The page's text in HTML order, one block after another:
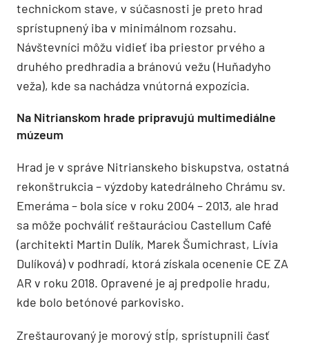
technickom stave, v súčasnosti je preto hrad
sprístupnený iba v minimálnom rozsahu.
Návštevníci môžu vidieť iba priestor prvého a
druhého predhradia a bránovú vežu (Huňadyho
veža), kde sa nachádza vnútorná expozícia.
Na Nitrianskom hrade pripravujú multimediálne
múzeum
Hrad je v správe Nitrianskeho biskupstva, ostatná
rekonštrukcia – výzdoby katedrálneho Chrámu sv.
Emeráma – bola síce v roku 2004 – 2013, ale hrad
sa môže pochváliť reštauráciou Castellum Café
(architekti Martin Dulík, Marek Šumichrast, Lívia
Dulíková) v podhradí, ktorá získala ocenenie CE ZA
AR v roku 2018. Opravené je aj predpolie hradu,
kde bolo betónové parkovisko.
Zreštaurovaný je morový stĺp, sprístupnili časť